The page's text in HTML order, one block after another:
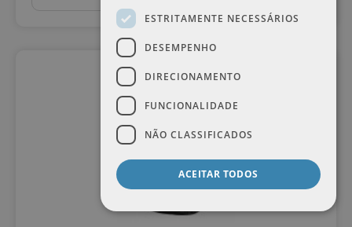
ESTRITAMENTE NECESSÁRIOS
DESEMPENHO
DIRECIONAMENTO
FUNCIONALIDADE
NÃO CLASSIFICADOS
ACEITAR TODOS